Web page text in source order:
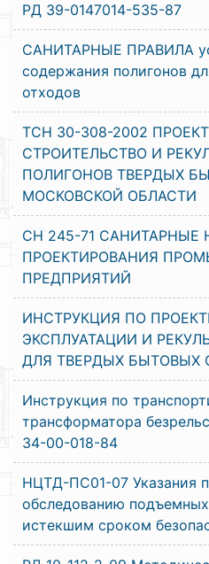
РД 39-0147014-535-87
САНИТАРНЫЕ ПРАВИЛА
содержания полигонов
отходов
ТСН 30-308-2002
СТРОИТЕЛЬСТВО И
ПОЛИГОНОВ ТВЕРДЫХ
МОСКОВСКОЙ ОБЛАСТИ
СН 245-71 САНИТАРНЫЕ
ПРОЕКТИРОВАНИЯ
ПРЕДПРИЯТИЙ
ИНСТРУКЦИЯ ПО
ЭКСПЛУАТАЦИИ И
ДЛЯ ТВЕРДЫХ БЫТОВЫХ
Инструкция по
трансформатора
34-00-018-84
НЦТД-ПС01-07 Указания
обследованию
истекшим сроком